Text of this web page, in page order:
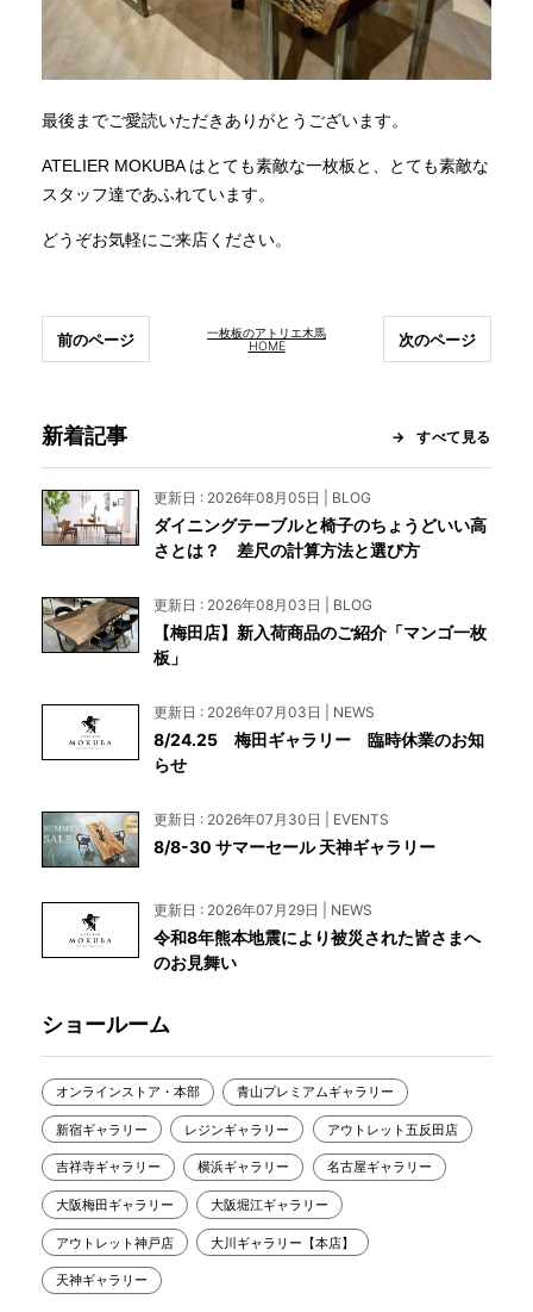
最後までご愛読いただきありがとうございます。
ATELIER MOKUBA はとても素敵な一枚板と、とても素敵な
スタッフ達であふれています。
どうぞお気軽にご来店ください。
一枚板のアトリエ木馬
HOME
前のページ 次のページ
新着記事 すべて見る
更新日 : 2026年08月05日 | BLOG
ダイニングテーブルと椅子のちょうどいい高
さとは？ 差尺の計算方法と選び方
更新日 : 2026年08月03日 | BLOG
【梅田店】新入荷商品のご紹介「マンゴ一枚
板」
更新日 : 2026年07月03日 | NEWS
8/24.25 梅田ギャラリー 臨時休業のお知
らせ
更新日 : 2026年07月30日 | EVENTS
8/8-30 サマーセール 天神ギャラリー
更新日 : 2026年07月29日 | NEWS
令和8年熊本地震により被災された皆さまへ
のお見舞い
ショールーム
オンラインストア・本部 青山プレミアムギャラリー
新宿ギャラリー レジンギャラリー アウトレット五反田店
吉祥寺ギャラリー 横浜ギャラリー 名古屋ギャラリー
大阪梅田ギャラリー 大阪堀江ギャラリー
アウトレット神戸店 大川ギャラリー【本店】
天神ギャラリー